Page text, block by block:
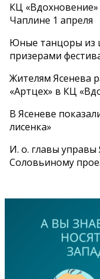
КЦ
Чаплине 1 апреля
Юные танцоры из
призерами
Жителям Ясенева
«Артцех» в КЦ
В Ясеневе
лисенка»
И. о. главы
Соловьиному